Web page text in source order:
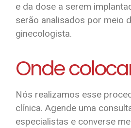
e da dose a serem
serão analisados por meio
ginecologista.
Onde
Nós realizamos esse
clínica. Agende uma
especialistas e converse